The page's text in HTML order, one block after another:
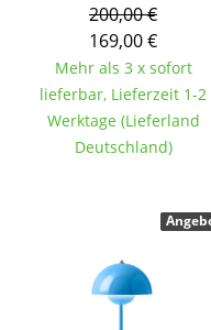
Barmöbel
Garderoben
Kleinaufbewahrung
Einzelteile
Hängeleuchten &
200,00 €
169,00 €
Mehr als 3 x sofort
lieferbar, Lieferzeit 1-2
Werktage (Lieferland
Deutschland)